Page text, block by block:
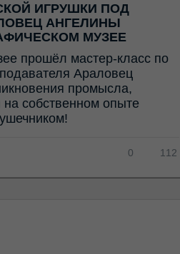
ИГРУШКИ ПОД
АНГЕЛИНЫ
МУЗЕЕ
прошёл мастер-класс по
Араловец
промысла,
собственном опыте
112
0